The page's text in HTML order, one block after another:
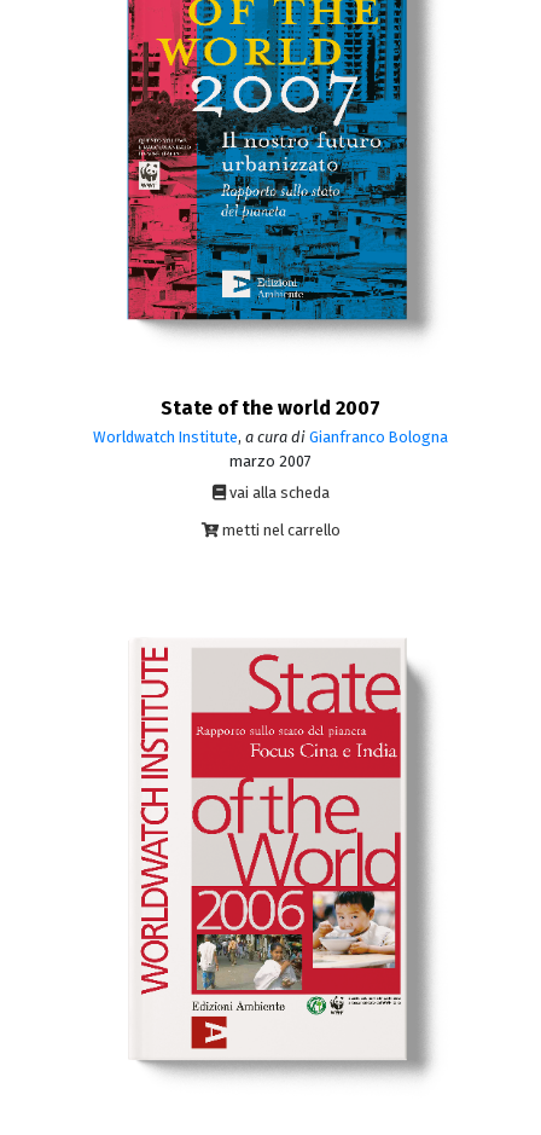
State of the world 2007
Worldwatch Institute, a cura di Gianfranco Bologna
marzo 2007
vai alla scheda
metti nel carrello